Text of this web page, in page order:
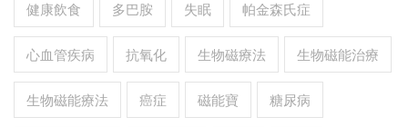
健康飲食 多巴胺 失眠 帕金森氏症
心血管疾病 抗氧化 生物磁療法 生物磁能治療
生物磁能療法 癌症 磁能寶 糖尿病